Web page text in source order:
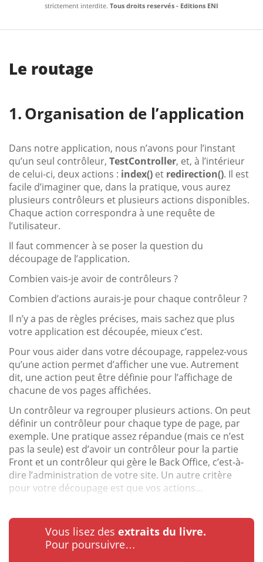
strictement interdite. Tous droits reservés - Editions ENI
Le routage
Organisation de l’application
Dans notre application, nous n’avons pour l’instant
qu’un seul contrôleur, TestController, et, à l’intérieur
de celui-ci, deux actions : index() et redirection(). Il est
facile d’imaginer que, dans la pratique, vous aurez
plusieurs contrôleurs et plusieurs actions disponibles.
Chaque action correspondra à une requête de
l’utilisateur.
Il faut commencer à se poser la question du
découpage de l’application.
Combien vais-je avoir de contrôleurs ?
Combien d’actions aurais-je pour chaque contrôleur ?
Il n’y a pas de règles précises, mais sachez que plus
votre application est découpée, mieux c’est.
Pour vous aider dans votre découpage, rappelez-vous
qu’une action permet d’afficher une vue. Autrement
dit, une action peut être définie pour l’affichage de
chacune de vos pages affichées.
Un contrôleur va regrouper plusieurs actions. On peut
définir un contrôleur pour chaque type de page, par
exemple. Une pratique assez répandue (mais ce n’est
pas la seule) est d’avoir un contrôleur pour la partie
Front et un contrôleur qui gère le Back Office, c’est-à-
dire l’administration de votre site. Un autre critère
pour votre découpage est que vos actions...
Vous lisez des extraits du livre.
Pour poursuivre…